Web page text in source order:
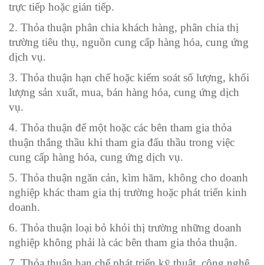
trực tiếp hoặc gián tiếp.
2. Thỏa thuận phân chia khách hàng, phân chia thị
trường tiêu thụ, nguồn cung cấp hàng hóa, cung ứng
dịch vụ.
3. Thỏa thuận hạn chế hoặc kiểm soát số lượng, khối
lượng sản xuất, mua, bán hàng hóa, cung ứng dịch
vụ.
4. Thỏa thuận để một hoặc các bên tham gia thỏa
thuận thắng thầu khi tham gia đấu thầu trong việc
cung cấp hàng hóa, cung ứng dịch vụ.
5. Thỏa thuận ngăn cản, kìm hãm, không cho doanh
nghiệp khác tham gia thị trường hoặc phát triển kinh
doanh.
6. Thỏa thuận loại bỏ khỏi thị trường những doanh
nghiệp không phải là các bên tham gia thỏa thuận.